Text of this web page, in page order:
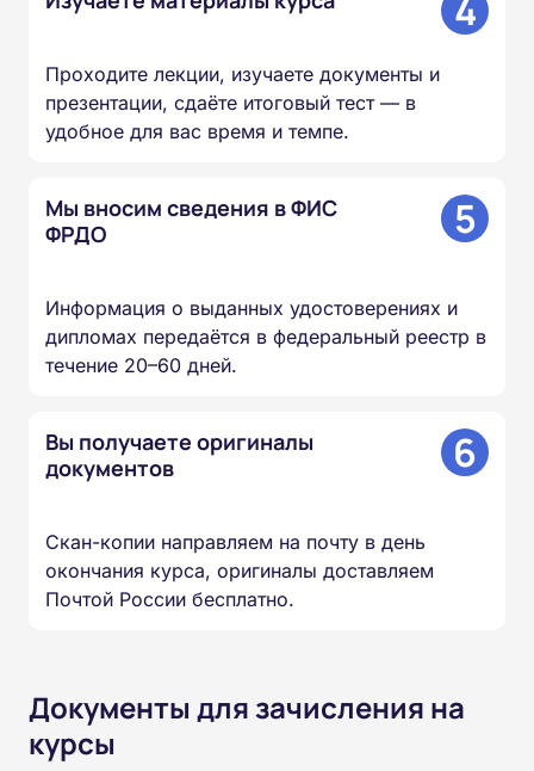
4
Проходите лекции, изучаете документы и
презентации, сдаёте итоговый тест — в
удобное для вас время и темпе.
Мы вносим сведения в ФИС
ФРДО
5
Информация о выданных удостоверениях и
дипломах передаётся в федеральный реестр в
течение 20–60 дней.
Вы получаете оригиналы
документов
6
Скан-копии направляем на почту в день
окончания курса, оригиналы доставляем
Почтой России бесплатно.
Документы для зачисления на
курсы